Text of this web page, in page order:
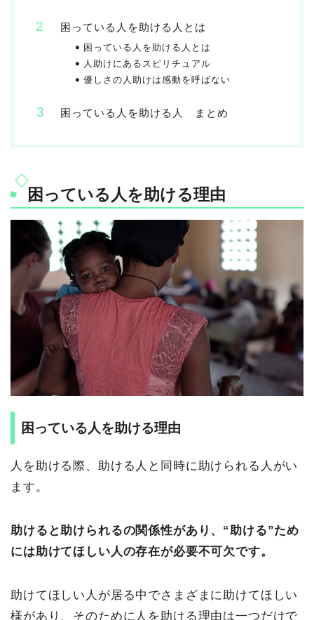
困っている人を助ける人とは
困っている人を助ける人とは
人助けにあるスピリチュアル
優しさの人助けは感動を呼ばない
困っている人を助ける人 まとめ
困っている人を助ける理由
困っている人を助ける理由
人を助ける際、助ける人と同時に助けられる人がい
ます。
助けると助けられるの関係性があり、“助ける”ため
には助けてほしい人の存在が必要不可欠です。
助けてほしい人が居る中でさまざまに助けてほしい
様があり、そのために人を助ける理由は一つだけで